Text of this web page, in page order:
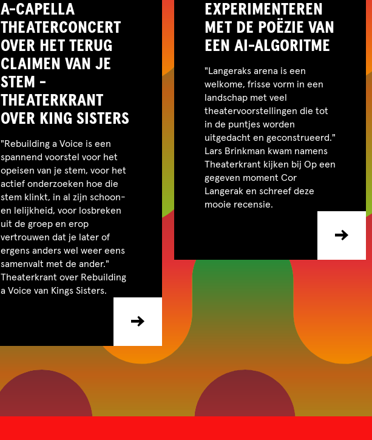
A-CAPELLA
THEATERCONCERT
OVER HET TERUG
CLAIMEN VAN JE
STEM -
THEATERKRANT
OVER KING SISTERS
"Rebuilding a Voice is een
spannend voorstel voor het
opeisen van je stem, voor het
actief onderzoeken hoe die
stem klinkt, in al zijn schoon-
en lelijkheid, voor losbreken
uit de groep en erop
vertrouwen dat je later of
ergens anders wel weer eens
samenvalt met de ander."
Theaterkrant over Rebuilding
a Voice van Kings Sisters.
EXPERIMENTEREN
MET DE POËZIE VAN
EEN AI-ALGORITME
"Langeraks arena is een
welkome, frisse vorm in een
landschap met veel
theatervoorstellingen die tot
in de puntjes worden
uitgedacht en geconstrueerd."
Lars Brinkman kwam namens
Theaterkrant kijken bij Op een
gegeven moment Cor
Langerak en schreef deze
mooie recensie.